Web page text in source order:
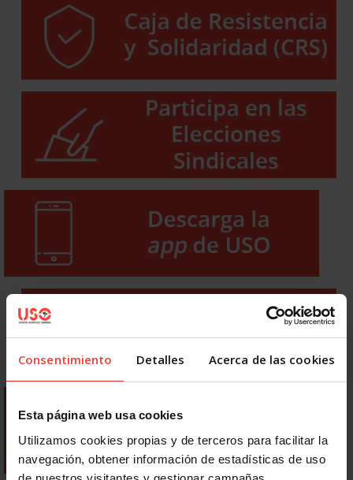
Consentimiento Detalles Acerca de las cookies
Esta página web usa cookies
Utilizamos cookies propias y de terceros para facilitar la
navegación, obtener información de estadísticas de uso